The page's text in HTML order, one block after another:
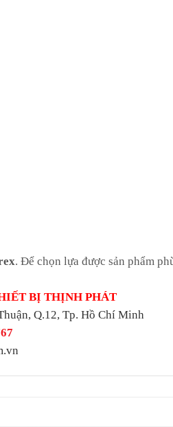
. Để chọn lựa được sản phẩm
BỊ THỊNH PHÁT
Q.12, Tp. Hồ Chí Minh